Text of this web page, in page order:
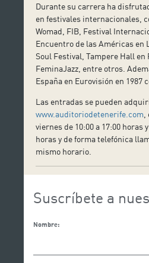
Durante su carrera ha
en festivales internacionales,
Womad, FIB, Festival
Encuentro de las Américas en
Soul Festival, Tampere Hall en
FeminaJazz, entre otros.
España en Eurovisión en 1987
Las entradas se pueden
www.auditoriodetenerife.com
viernes de 10:00 a 17:00 horas
horas y de forma telefónica
mismo horario.
Suscríbete a
Nombre: